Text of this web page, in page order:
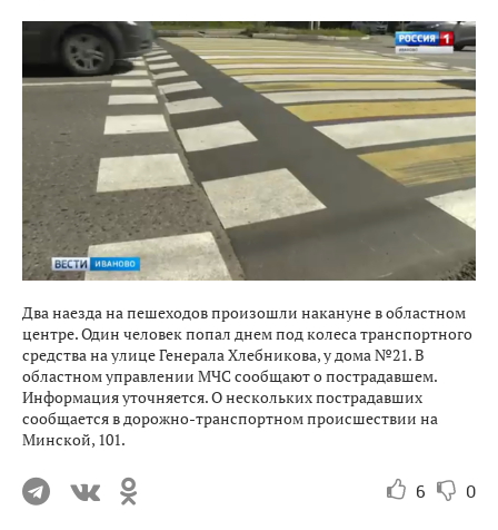
Два наезда на пешеходов произошли накануне в областном
центре. Один человек попал днем под колеса транспортного
средства на улице Генерала Хлебникова, у дома №21. В
областном управлении МЧС сообщают о пострадавшем.
Информация уточняется. О нескольких пострадавших
сообщается в дорожно-транспортном происшествии на
Минской, 101.
6 0